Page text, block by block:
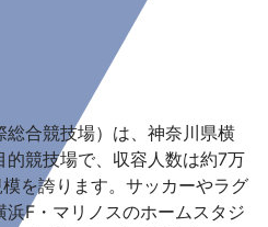
総合競技場）は、神奈川県横
競技場で、収容人数は約7万
を誇ります。サッカーやラグ
浜F・マリノスのホームスタジ